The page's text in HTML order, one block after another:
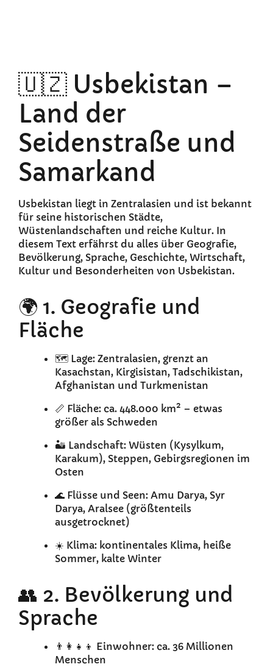
🇺🇿 Usbekistan –
Land der
Seidenstraße und
Samarkand
Usbekistan liegt in Zentralasien und ist bekannt
für seine historischen Städte,
Wüstenlandschaften und reiche Kultur. In
diesem Text erfährst du alles über Geografie,
Bevölkerung, Sprache, Geschichte, Wirtschaft,
Kultur und Besonderheiten von Usbekistan.
🌍 1. Geografie und
Fläche
🗺️ Lage: Zentralasien, grenzt an
Kasachstan, Kirgisistan, Tadschikistan,
Afghanistan und Turkmenistan
📏 Fläche: ca. 448.000 km² – etwas
größer als Schweden
🏜️ Landschaft: Wüsten (Kysylkum,
Karakum), Steppen, Gebirgsregionen im
Osten
🌊 Flüsse und Seen: Amu Darya, Syr
Darya, Aralsee (größtenteils
ausgetrocknet)
☀️ Klima: kontinentales Klima, heiße
Sommer, kalte Winter
👥 2. Bevölkerung und
Sprache
👨‍👩‍👧‍👦 Einwohner: ca. 36 Millionen
Menschen